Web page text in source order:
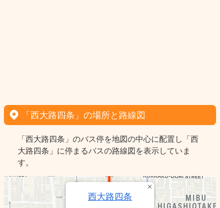
「西大路四条」の場所と路線図
「西大路四条」のバス停を地図の中心に配置し「西
大路四条」に停まるバスの路線図を表示していま
す。
西大路四条